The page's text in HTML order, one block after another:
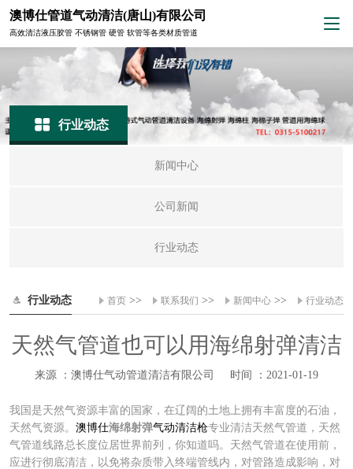
澳博仕管道气动清洁(唐山)有限公司
高效清洁液压胶管 不锈钢管 硬管 软管等各类材质管道
行业动态
新闻中心
公司新闻
行业动态
行业动态 首页 >> 联系我们 >> 新闻中心 >> 行业动态
天然气管道也可以用海绵射弹清洁
来源 ：澳博仕气动管道清洁有限公司 时间 ：2021-01-19
我国是天然气资源丰富的国家，在辽阔的土地上拥有丰富度的石油，
天然气资源。 澳博仕海绵射弹气动清洁枪专业清洁天然气管道，天然
气管道线路总长度位居世界前列，你知道吗。天然气管道在使用前，
应进行彻底清洁，以免将杂质带入终端管线内，对管路造成影响，对